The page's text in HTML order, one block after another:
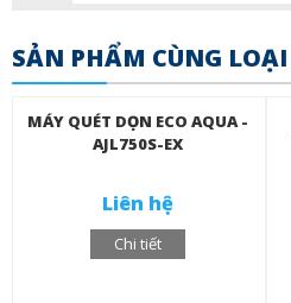
SẢN PHẨM CÙNG LOẠI
MÁY QUÉT DỌN ECO AQUA -
AJL750S-EX
Liên hệ
Chi tiết